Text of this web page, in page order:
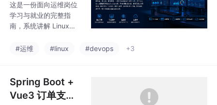
建等真实场景，整理 Li
nux 学习路线、实战项
目和高频面试题，适合
目实战全面掌握 Linu
s / SRE 实战
这是一份面向运维岗位
学习与就业的完整指
南，系统讲解 Linux、
库、中间件、Shell/Pyt
监控告警、日志分析、
云平台、安全运维与 SR
E 等核心内容，并整理
#运维 #linux #devops +3
Spring Boot +
Vue3 订单支付